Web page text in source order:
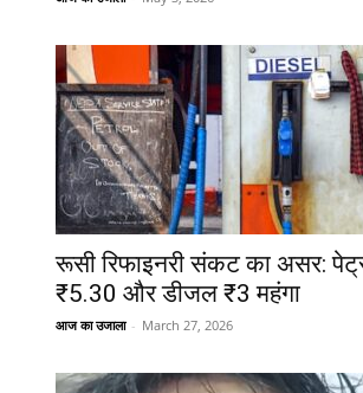
रूसी रिफाइनरी संकट का असर:
₹5.30 और डीजल ₹3 महंगा
आज का उजाला - March 27, 2026